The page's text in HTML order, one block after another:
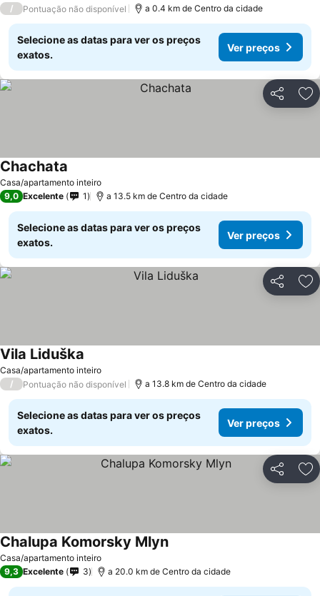
/ Pontuação não disponível a 0.4 km de Centro da cidade
Selecione as datas para ver os preços
exatos.
Ver preços
Partilhar
Casa/apartamento inteiro
Chachata
9,0 Excelente 1 a 13.5 km de Centro da cidade
Selecione as datas para ver os preços
exatos.
Ver preços
Partilhar
Casa/apartamento inteiro
Vila Liduška
/ Pontuação não disponível a 13.8 km de Centro da cidade
Selecione as datas para ver os preços
exatos.
Ver preços
Partilhar
Casa/apartamento inteiro
Chalupa Komorsky MlynVer preços
9,3 Excelente 3 a 20.0 km de Centro da cidade